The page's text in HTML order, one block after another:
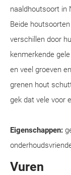
naaldhoutsoort in
Beide
verschillen door
kenmerkende
en veel groeven
grenen hout
gek dat vele voor
Eigenschappen:
Vuren